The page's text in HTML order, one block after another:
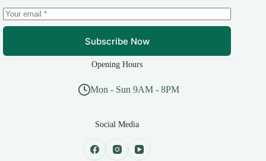
Subscribe Now
Opening Hours
Mon - Sun 9AM - 8PM
Social Media